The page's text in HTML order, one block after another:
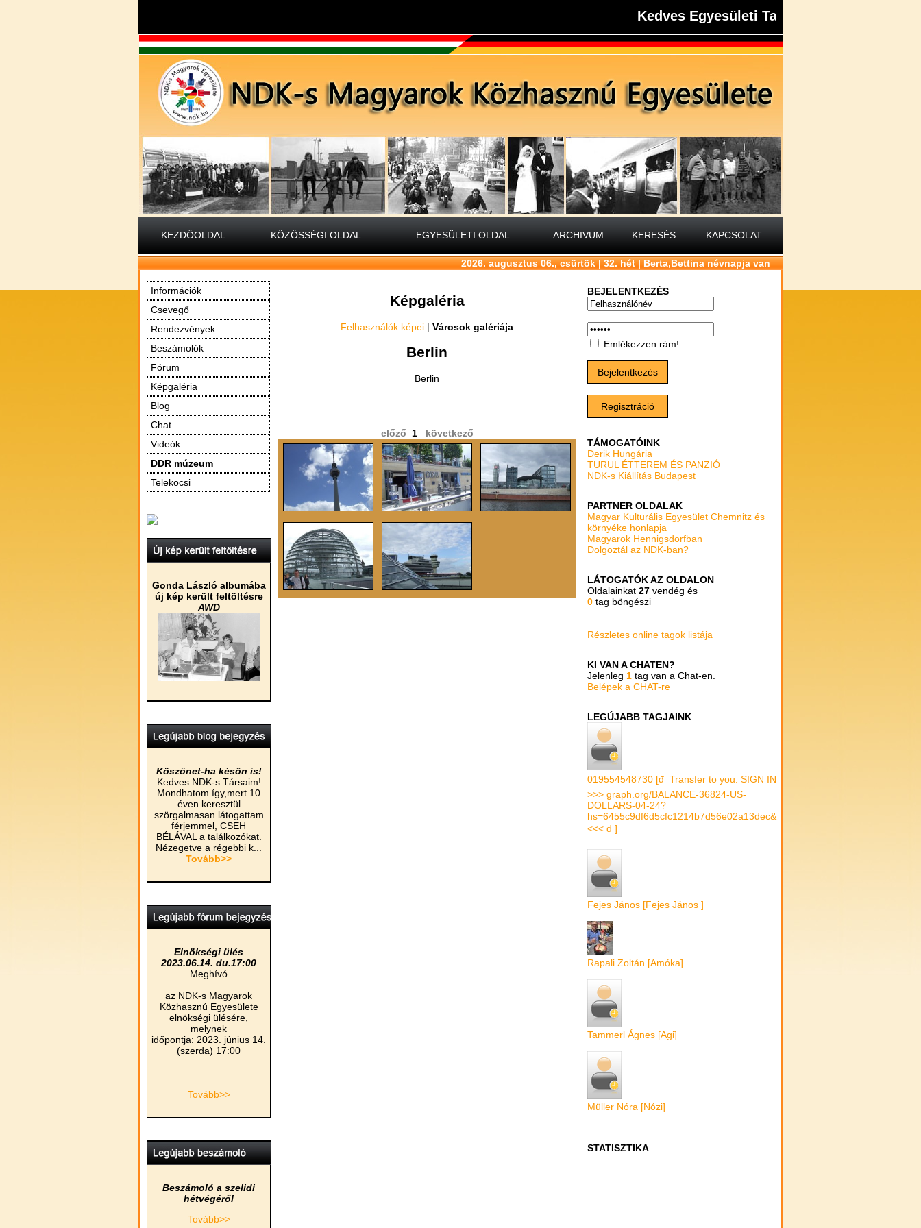
Kedves Egyesületi Tagok, Kedves NDK-s
KEZDŐOLDAL KÖZÖSSÉGI OLDAL EGYESÜLETI OLDAL ARCHIVUM KERESÉS KAPCSOLAT
2026. augusztus 06., csürtök | 32. hét | Berta,Bettina névnapja van
Információk
Csevegő
Rendezvények
Beszámolók
Fórum
Képgaléria
Blog
Chat
Videók
DDR múzeum
Telekocsi
Gonda László albumába
új kép került feltöltésre
AWD
Köszönet-ha későn is!
Kedves NDK-s Társaim!
Mondhatom így,mert 10
éven keresztül
szörgalmasan látogattam
férjemmel, CSEH
BÉLÁVAL a találkozókat.
Nézegetve a régebbi k...
Tovább>>
Elnökségi ülés
2023.06.14. du.17:00
Meghívó
az NDK-s Magyarok
Közhasznú Egyesülete
elnökségi ülésére,
melynek
időpontja: 2023. június 14.
(szerda) 17:00
Tovább>>
Beszámoló a szelidi
hétvégéről
Tovább>>
Képgaléria
Felhasználók képei | Városok galériája
Berlin
Berlin
előző 1 következő
BEJELENTKEZÉS
Emlékezzen rám!
Bejelentkezés
Regisztráció
TÁMOGATÓINK
Derik Hungária
TURUL ÉTTEREM ÉS PANZIÓ
NDK-s Kiállítás Budapest
PARTNER OLDALAK
Magyar Kulturális Egyesület Chemnitz és
környéke honlapja
Magyarok Hennigsdorfban
Dolgoztál az NDK-ban?
LÁTOGATÓK AZ OLDALON
Oldalainkat 27 vendég és
0 tag böngészi
Részletes online tagok listája
KI VAN A CHATEN?
Jelenleg 1 tag van a Chat-en.
Belépek a CHAT-re
LEGÚJABB TAGJAINK
019554548730 [đ Transfer to you. SIGN IN
>>> graph.org/BALANCE-36824-US-
DOLLARS-04-24?
hs=6455c9df6d5cfc1214b7d56e02a13dec&
<<< đ ]
Fejes János [Fejes János ]
Rapali Zoltán [Amóka]
Tammerl Ágnes [Agi]
Müller Nóra [Nózi]
STATISZTIKA